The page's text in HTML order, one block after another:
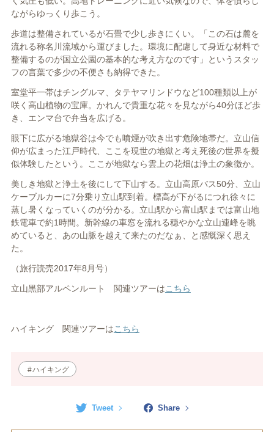
ながらゆっくり歩こう。
歩道は整備されているが石畳で少し歩きにくい。「この石は麓を
流れる称名川流域から運びました。環境に配慮して身近な材料で
整備するのが国立公園の基本的な考え方なのです」というスタッ
フの言葉で多少の不便さも納得できた。
室堂平一帯はチングルマ、タテヤマリンドウなど100種類以上が
咲く高山植物の宝庫。かれんで貴重な花々を見ながら40分ほど歩
き、エンマ台で弁当を広げる。
眼下に広がる地獄谷は今でも噴煙が吹き出す危険地帯だ。立山信
仰が広まった江戸時代、ここを現世の地獄と考え死後の世界を擬
似体験したという。ここが地獄なら雲上の花畑は浄土の象徴か。
美しき地獄と浄土を後にして下山する。立山高原バス50分、立山
ケーブルカーに7分乗り立山駅到着。標高が下がるにつれ徐々に
蒸し暑くなっていくのが分かる。立山駅から富山駅までは富山地
鉄電車で約1時間。新幹線の車窓を流れる穏やかな立山連峰を眺
めていると、あの山脈を越えて来たのだなぁ、と感慨深く思え
た。
（旅行読売2017年8月号）
立山黒部アルペンルート 関連ツアーはこちら
ハイキング 関連ツアーはこちら
ハイキング
Tweet Share